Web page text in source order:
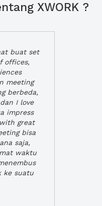
XWORK ?
buat set
offices,
meeting
berbeda,
I love
impress
great
bisa
saja,
waktu
ke suatu